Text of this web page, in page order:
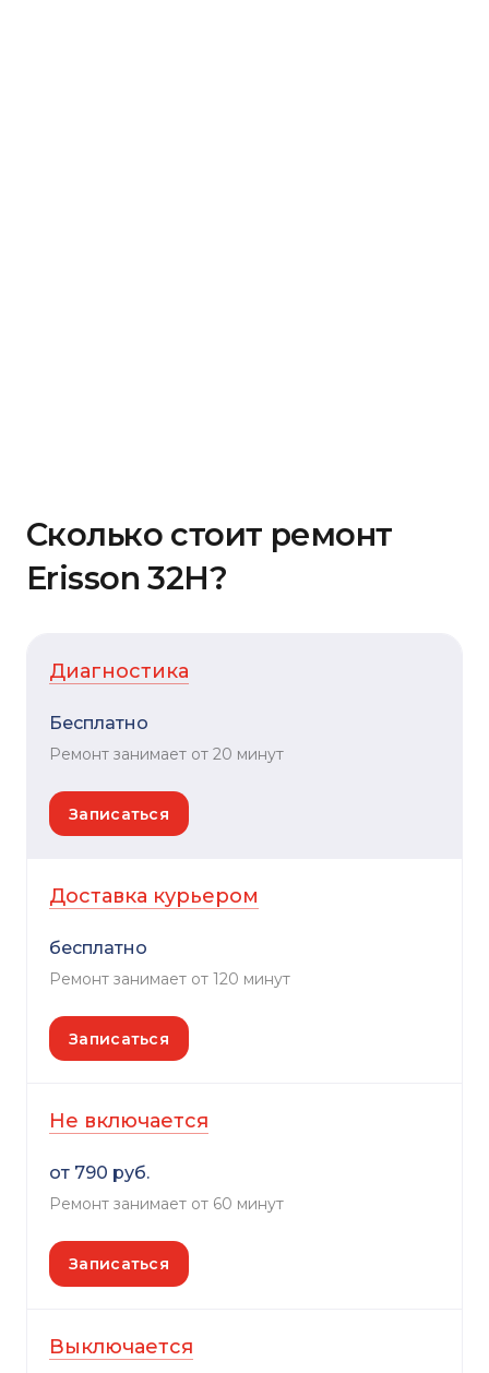
Сколько стоит ремонт
Erisson 32H?
Диагностика
Бесплатно
Ремонт занимает от 20 минут
Записаться
Доставка курьером
бесплатно
Ремонт занимает от 120 минут
Записаться
Не включается
от 790 руб.
Ремонт занимает от 60 минут
Записаться
Выключается